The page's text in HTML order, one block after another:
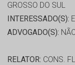
GROSSO DO SUL
INTERESSADO(S):
ADVOGADO(S):
RELATOR: CONS.